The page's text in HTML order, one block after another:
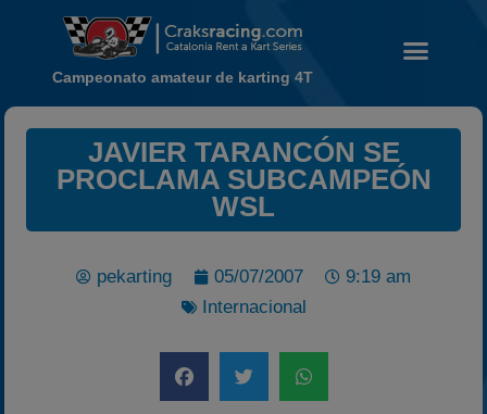
Noticias
Calendario
Campeonato amateur de karting 4T
JAVIER TARANCÓN SE
PROCLAMA SUBCAMPEÓN
WSL
pekarting 05/07/2007
9:19 am
Internacional